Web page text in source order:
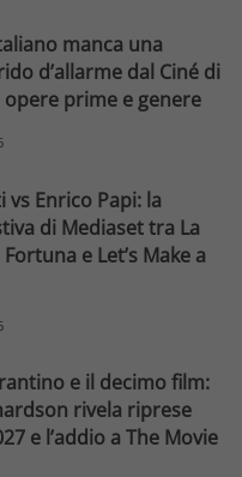
manca una
d’allarme dal Ciné di
opere prime e genere
vs Enrico Papi: la
di Mediaset tra La
e Let’s Make a
e il decimo film:
rivela riprese
e l’addio a The Movie